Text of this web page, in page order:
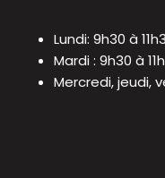
Lundi: 9h30 à
Mardi : 9h30 à
Mercredi, jeudi,